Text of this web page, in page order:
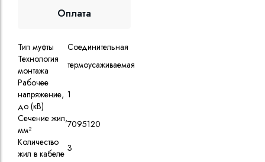
Оплата
Тип муфты
Соединительная
Технология
монтажа
термоусаживаемая
Рабочее
напряжение,
до (кВ)
1
Сечение жил,
мм²
7095120
Количество
жил в кабеле 3